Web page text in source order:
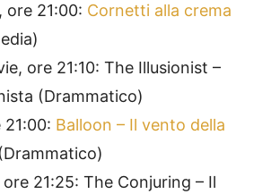
ore 21:00: Cornetti alla crema
ore 21:10: The Illusionist –
(Drammatico)
21:00: Balloon – Il vento della
(Drammatico)
21:25: The Conjuring – Il